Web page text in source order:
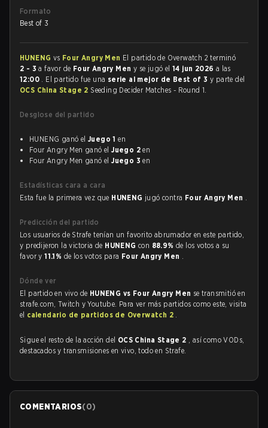
Formato
Best of 3
HUNENG vs Four Angry Men El partido de Overwatch 2 terminó
2 - 3 a favor de Four Angry Men y se jugó el14 jun 2026 a las
12:00 . El partido fue una serie al mejor de Best of 3y parte del
OCS China Stage 2 Seeding Decider Matches - Round 1.
Desglose del partido
HUNENG ganó el Juego 1 en
Four Angry Men ganó elJuego 2 en
Four Angry Men ganó elJuego 3 en
Estadísticas cara a cara
Esta fue la primera vez que HUNENG jugó contra Four Angry Men .
Predicción del partido
Los usuarios de Strafe tenían un favorito abrumador en este partido,
y predijeron la victoria de HUNENGcon 88.9%de los votos a su
favor y11.1% de los votos para Four Angry Men .
Dónde ver
El partido en vivo de HUNENG vs Four Angry Men se transmitió en
strafe.com, Twitch y Youtube. Para ver más partidos como este, visita
el calendario de partidos de Overwatch 2 .
Sigue el resto de la acción del OCS China Stage 2 , así como VODs,
destacados y transmisiones en vivo, todo en Strafe.
COMENTARIOS(0)